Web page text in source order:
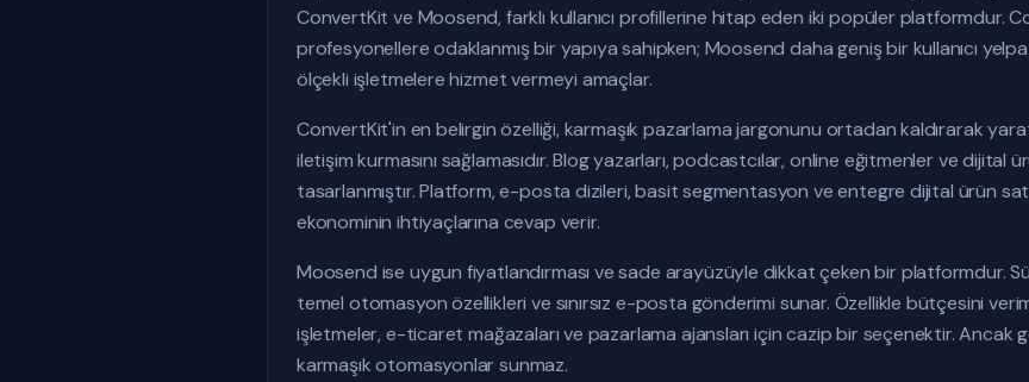
ConvertKit ve Moosend, farklı kullanıcı profillerine hitap eden iki popüler platformdur.
profesyonellere odaklanmış bir yapıya sahipken; Moosend daha geniş bir kullanıcı
ölçekli işletmelere hizmet vermeyi amaçlar.
ConvertKit'in en belirgin özelliği, karmaşık pazarlama jargonunu ortadan kaldırarak
iletişim kurmasını sağlamasıdır. Blog yazarları, podcastcılar, online eğitmenler ve dijital
tasarlanmıştır. Platform, e-posta dizileri, basit segmentasyon ve entegre dijital ürün
ekonominin ihtiyaçlarına cevap verir.
Moosend ise uygun fiyatlandırması ve sade arayüzüyle dikkat çeken bir platformdur.
temel otomasyon özellikleri ve sınırsız e-posta gönderimi sunar. Özellikle bütçesini
işletmeler, e-ticaret mağazaları ve pazarlama ajansları için cazip bir seçenektir. Ancak
karmaşık otomasyonlar sunmaz.